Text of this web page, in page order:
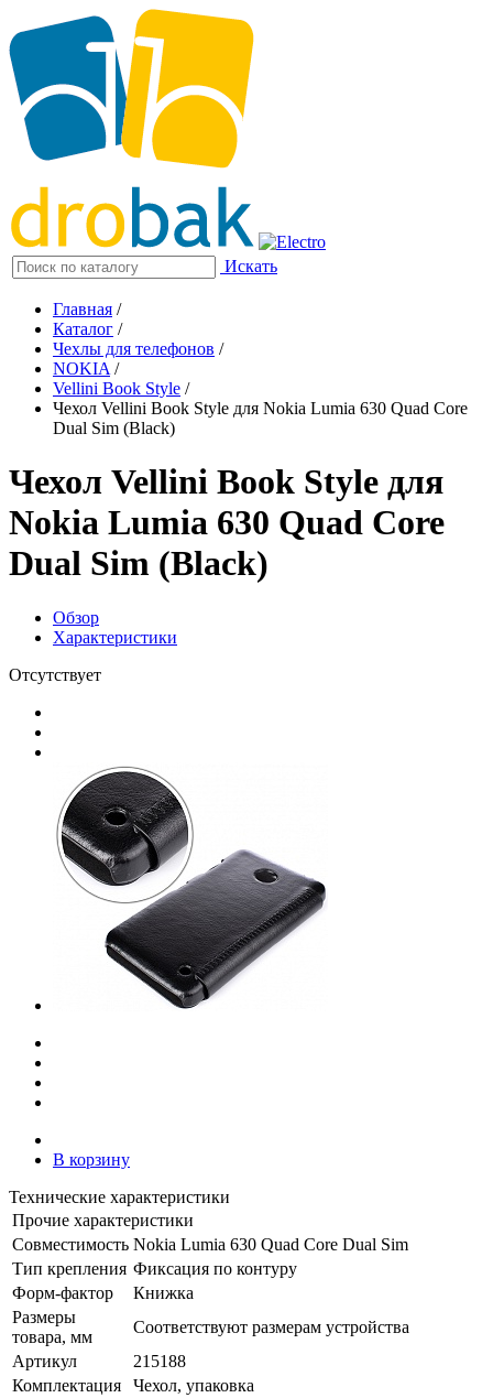
Искать
Главная /
Каталог /
Чехлы для телефонов /
NOKIA /
Vellini Book Style /
Чехол Vellini Book Style для Nokia Lumia 630 Quad Core
Dual Sim (Black)
Чехол Vellini Book Style для
Nokia Lumia 630 Quad Core
Dual Sim (Black)
Обзор
Характеристики
Отсутствует
В корзину
Технические характеристики
Прочие характеристики
Совместимость Nokia Lumia 630 Quad Core Dual Sim
Тип крепления Фиксация по контуру
Форм-фактор
Книжка
Размеры
товара, мм
Соответствуют размерам устройства
Артикул
215188
Комплектация
Чехол, упаковка